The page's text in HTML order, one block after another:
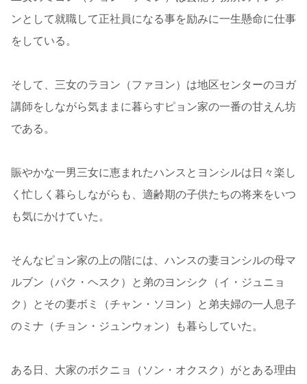
ンとして就職して正社員になる事を励みに一生懸命に仕事
をしている。
そして、三女のラヨン（ファヨン）は地区センターのヨガ
講師をしながら気ままに暮らすピョン家の一番の甘えん坊
である。
賑やかな一男三女に恵まれたハンスとヨンシルは日々楽し
く忙しく暮らしながらも、適齢期の子供たちの将来をいつ
も気にかけていた。
そんなピョン家の上の階には、ハンスの妻ヨンシルの母マ
ルブン（パク・ヘスク）と弟のヨンシク（イ・ジュニョ
ク）とその妻ボミ（チャン・ソヨン）と弟夫婦の一人息子
のミナ（チョン・ジュンウォン）も暮らしていた。
ある日、大家のボクニョ（ソン・オクスク）がとある理由